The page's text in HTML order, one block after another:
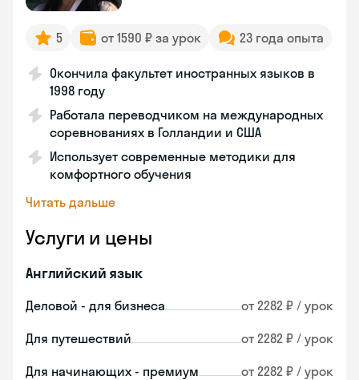
5 от 1590 ₽ за урок 23 года опыта
Окончила факультет иностранных языков в
1998 году
Работала переводчиком на международных
соревнованиях в Голландии и США
Использует современные методики для
комфортного обучения
Читать дальше
Услуги и цены
Английский язык
Деловой - для бизнеса от 2282 ₽ / урок
Для путешествий от 2282 ₽ / урок
Для начинающих - премиум от 2282 ₽ / урок